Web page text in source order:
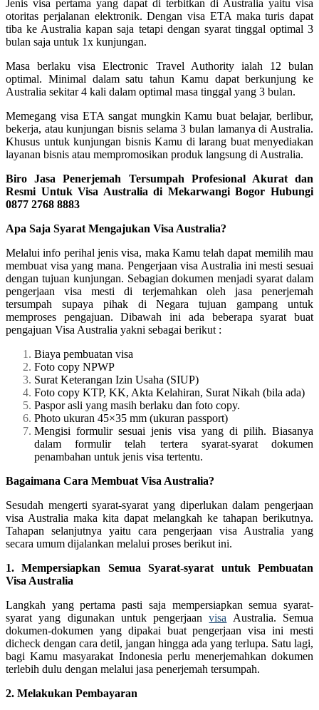
Jenis visa pertama yang dapat di terbitkan di Australia yaitu visa
otoritas perjalanan elektronik. Dengan visa ETA maka turis dapat
tiba ke Australia kapan saja tetapi dengan syarat tinggal optimal 3
bulan saja untuk 1x kunjungan.
Masa berlaku visa Electronic Travel Authority ialah 12 bulan
optimal. Minimal dalam satu tahun Kamu dapat berkunjung ke
Australia sekitar 4 kali dalam optimal masa tinggal yang 3 bulan.
Memegang visa ETA sangat mungkin Kamu buat belajar, berlibur,
bekerja, atau kunjungan bisnis selama 3 bulan lamanya di Australia.
Khusus untuk kunjungan bisnis Kamu di larang buat menyediakan
layanan bisnis atau mempromosikan produk langsung di Australia.
Biro Jasa Penerjemah Tersumpah Profesional Akurat dan
Resmi Untuk Visa Australia di Mekarwangi Bogor Hubungi
0877 2768 8883
Apa Saja Syarat Mengajukan Visa Australia?
Melalui info perihal jenis visa, maka Kamu telah dapat memilih mau
membuat visa yang mana. Pengerjaan visa Australia ini mesti sesuai
dengan tujuan kunjungan. Sebagian dokumen menjadi syarat dalam
pengerjaan visa mesti di terjemahkan oleh jasa penerjemah
tersumpah supaya pihak di Negara tujuan gampang untuk
memproses pengajuan. Dibawah ini ada beberapa syarat buat
pengajuan Visa Australia yakni sebagai berikut :
Biaya pembuatan visa
Foto copy NPWP
Surat Keterangan Izin Usaha (SIUP)
Foto copy KTP, KK, Akta Kelahiran, Surat Nikah (bila ada)
Paspor asli yang masih berlaku dan foto copy.
Photo ukuran 45×35 mm (ukuran passport)
Mengisi formulir sesuai jenis visa yang di pilih. Biasanya
dalam formulir telah tertera syarat-syarat dokumen
penambahan untuk jenis visa tertentu.
Bagaimana Cara Membuat Visa Australia?
Sesudah mengerti syarat-syarat yang diperlukan dalam pengerjaan
visa Australia maka kita dapat melangkah ke tahapan berikutnya.
Tahapan selanjutnya yaitu cara pengerjaan visa Australia yang
secara umum dijalankan melalui proses berikut ini.
1. Mempersiapkan Semua Syarat-syarat untuk Pembuatan
Visa Australia
Langkah yang pertama pasti saja mempersiapkan semua syarat-
syarat yang digunakan untuk pengerjaanvisa Australia. Semua
dokumen-dokumen yang dipakai buat pengerjaan visa ini mesti
dicheck dengan cara detil, jangan hingga ada yang terlupa. Satu lagi,
bagi Kamu masyarakat Indonesia perlu menerjemahkan dokumen
terlebih dulu dengan melalui jasa penerjemah tersumpah.
2. Melakukan Pembayaran